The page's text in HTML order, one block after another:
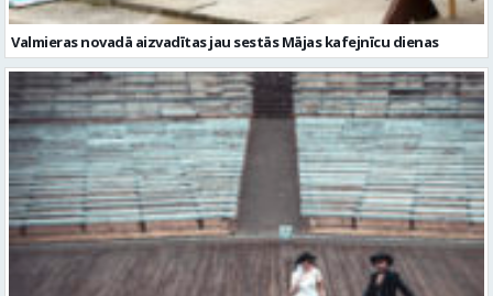
Valmieras novadā aizvadītas jau sestās Mājas kafejnīcu dienas